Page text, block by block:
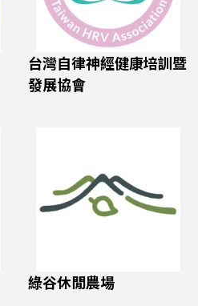
台灣自律神經健康培訓暨
發展協會
綠谷休閒農場